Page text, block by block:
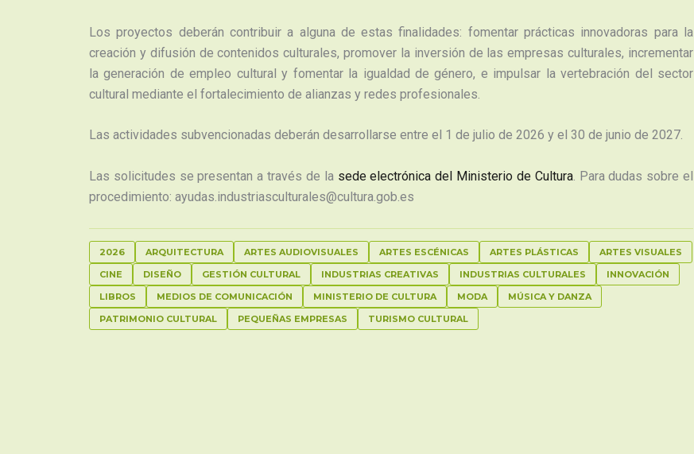
Los proyectos deberán contribuir a alguna de estas finalidades: fomentar prácticas innovadoras para la
creación y difusión de contenidos culturales, promover la inversión de las empresas culturales, incrementar
la generación de empleo cultural y fomentar la igualdad de género, e impulsar la vertebración del sector
cultural mediante el fortalecimiento de alianzas y redes profesionales.
Las actividades subvencionadas deberán desarrollarse entre el 1 de julio de 2026 y el 30 de junio de 2027.
Las solicitudes se presentan a través de la sede electrónica del Ministerio de Cultura. Para dudas sobre el
procedimiento: ayudas.industriasculturales@cultura.gob.es
2026 ARQUITECTURA ARTES AUDIOVISUALES ARTES ESCÉNICAS ARTES PLÁSTICAS
ARTES VISUALES
CINE
DISEÑO GESTIÓN CULTURAL INDUSTRIAS CREATIVAS INDUSTRIAS CULTURALES
INNOVACIÓN
LIBROS
MEDIOS DE COMUNICACIÓN MINISTERIO DE CULTURA MODA
MÚSICA Y DANZA
PATRIMONIO CULTURAL
PEQUEÑAS EMPRESAS TURISMO CULTURAL